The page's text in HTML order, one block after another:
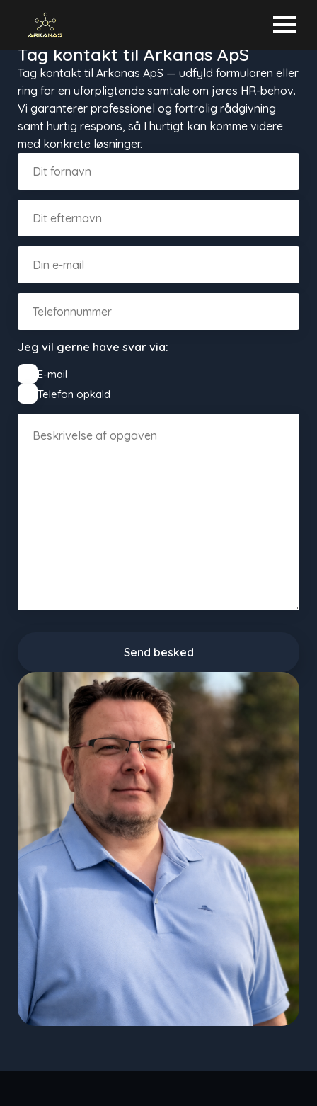
Tag kontakt til Arkanas ApS
Tag kontakt til Arkanas ApS — udfyld formularen eller
ring for en uforpligtende samtale om jeres HR-behov.
Vi garanterer professionel og fortrolig rådgivning
samt hurtig respons, så I hurtigt kan komme videre
med konkrete løsninger.
Jeg vil gerne have svar via:
E-mail
Telefon opkald